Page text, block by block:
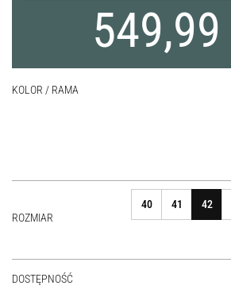
549,99
KOLOR / RAMA
ROZMIAR
40 41 42
DOSTĘPNOŚĆ